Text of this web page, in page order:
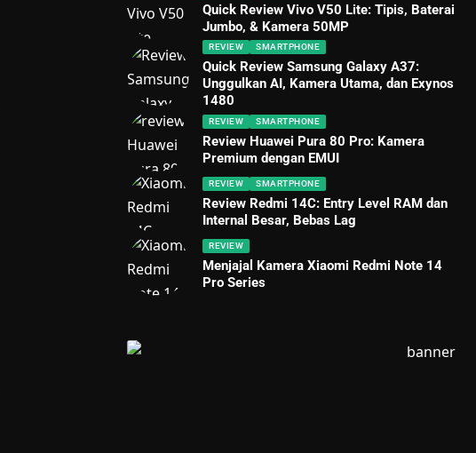
Quick Review Vivo V50 Lite: Tipis, Baterai
Jumbo, & Kamera 50MP
REVIEW SMARTPHONE
Quick Review Samsung Galaxy A37:
Unggulkan AI, Kamera Utama, dan Exynos
1480
REVIEW SMARTPHONE
Review Huawei Pura 80 Pro: Kamera
Premium dengan EMUI
REVIEW SMARTPHONE
Review Redmi 14C: Entry Level RAM dan
Internal Besar, Bebas Lag
REVIEW
Menjajal Kamera Xiaomi Redmi Note 14
Pro Series